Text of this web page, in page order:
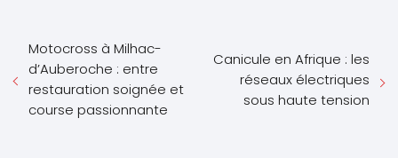
Motocross à Milhac-
d’Auberoche : entre
restauration soignée et
course passionnante
Canicule en Afrique : les
réseaux électriques
sous haute tension